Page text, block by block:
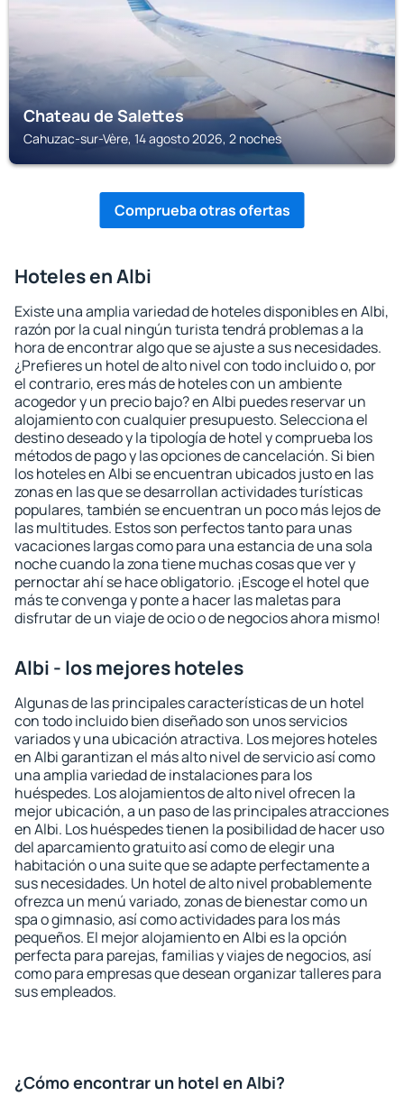
Chateau de Salettes
Cahuzac-sur-Vère, 14 agosto 2026, 2 noches
Comprueba otras ofertas
Hoteles en Albi
Existe una amplia variedad de hoteles disponibles en Albi,
razón por la cual ningún turista tendrá problemas a la
hora de encontrar algo que se ajuste a sus necesidades.
¿Prefieres un hotel de alto nivel con todo incluido o, por
el contrario, eres más de hoteles con un ambiente
acogedor y un precio bajo? en Albi puedes reservar un
alojamiento con cualquier presupuesto. Selecciona el
destino deseado y la tipología de hotel y comprueba los
métodos de pago y las opciones de cancelación. Si bien
los hoteles en Albi se encuentran ubicados justo en las
zonas en las que se desarrollan actividades turísticas
populares, también se encuentran un poco más lejos de
las multitudes. Estos son perfectos tanto para unas
vacaciones largas como para una estancia de una sola
noche cuando la zona tiene muchas cosas que ver y
pernoctar ahí se hace obligatorio. ¡Escoge el hotel que
más te convenga y ponte a hacer las maletas para
disfrutar de un viaje de ocio o de negocios ahora mismo!
Albi - los mejores hoteles
Algunas de las principales características de un hotel
con todo incluido bien diseñado son unos servicios
variados y una ubicación atractiva. Los mejores hoteles
en Albi garantizan el más alto nivel de servicio así como
una amplia variedad de instalaciones para los
huéspedes. Los alojamientos de alto nivel ofrecen la
mejor ubicación, a un paso de las principales atracciones
en Albi. Los huéspedes tienen la posibilidad de hacer uso
del aparcamiento gratuito así como de elegir una
habitación o una suite que se adapte perfectamente a
sus necesidades. Un hotel de alto nivel probablemente
ofrezca un menú variado, zonas de bienestar como un
spa o gimnasio, así como actividades para los más
pequeños. El mejor alojamiento en Albi es la opción
perfecta para parejas, familias y viajes de negocios, así
como para empresas que desean organizar talleres para
sus empleados.
¿Cómo encontrar un hotel en Albi?